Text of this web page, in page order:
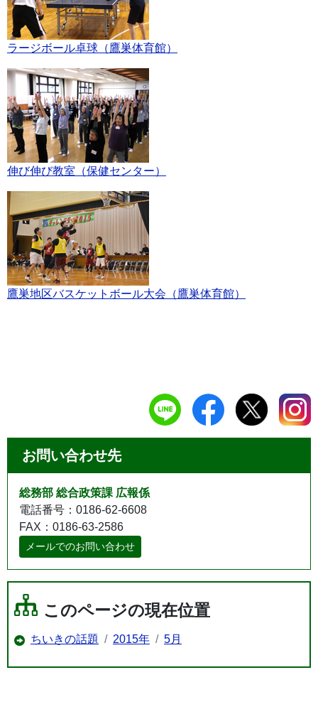
ラージボール卓球（鷹巣体育館）
伸び伸び教室（保健センター）
鷹巣地区バスケットボール大会（鷹巣体育館）
お問い合わせ先
総務部 総合政策課 広報係
電話番号：0186-62-6608
FAX：0186-63-2586
メールでのお問い合わせ
このページの現在位置
ちいきの話題 2015年 5月